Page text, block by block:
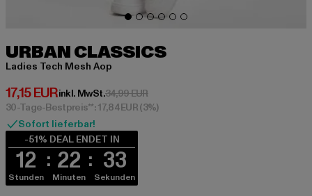
URBAN CLASSICS
Ladies Tech Mesh Aop
17,15 EUR
Derzeitiger Preis: 17,15 EUR
inkl. MwSt.34,99 EURAktionspreis: 34,99 EUR
30-Tage-Bestpreis**: 17,84 EUR(3%)
Sofort lieferbar!
-51% DEAL ENDET IN
12
Stunden
22
Minuten
33
Sekunden